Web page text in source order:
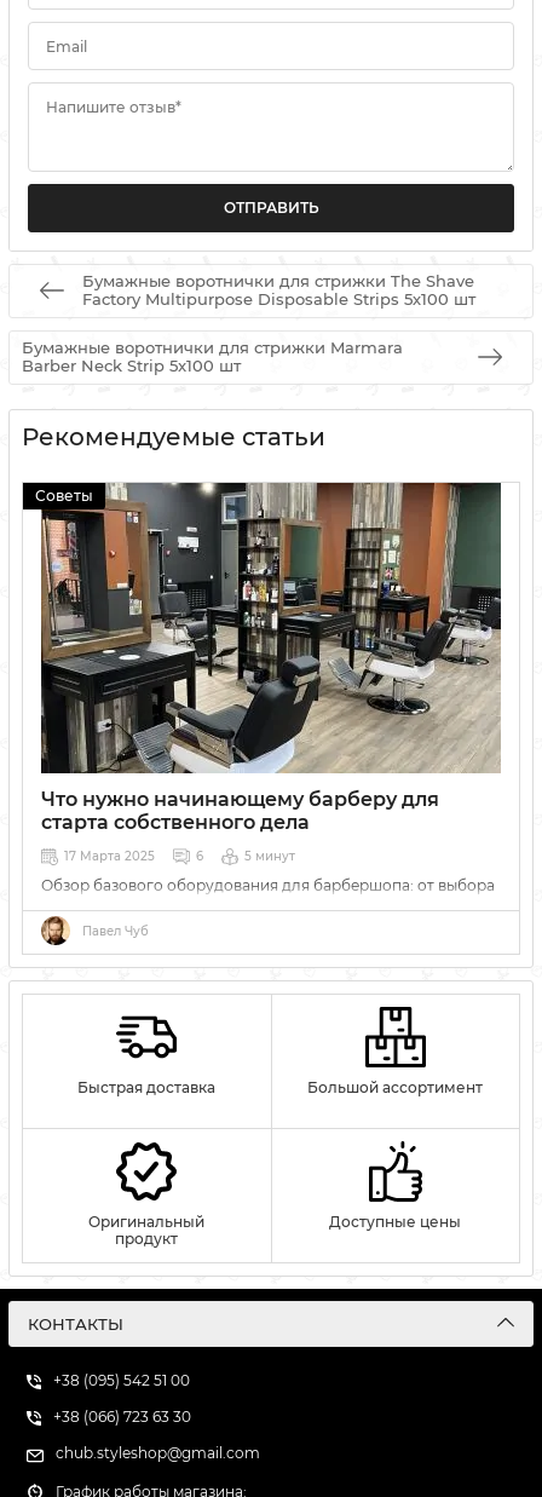
Email
Напишите отзыв*
Бумажные воротнички для стрижки The Shave
Factory Multipurpose Disposable Strips 5х100 шт
Бумажные воротнички для стрижки Marmara
Barber Neck Strip 5x100 шт
Рекомендуемые статьи
Советы
Что нужно начинающему барберу для
старта собственного дела
17 Марта 2025 6 5 минут
Обзор базового оборудования для барбершопа: от выбора
машинки до правил стерилизации и создания атмосферы
заведения.
Павел Чуб
Быстрая доставка Большой ассортимент
Оригинальный
продукт
Доступные цены
КОНТАКТЫ
+38 (095) 542 51 00
+38 (066) 723 63 30
chub.styleshop@gmail.com
График работы магазина: